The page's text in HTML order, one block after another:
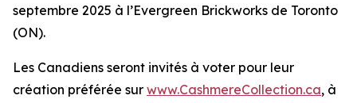
septembre 2025 à l’Evergreen Brickworks de Toronto
(ON).
Les Canadiens seront invités à voter pour leur
création préférée sur www.CashmereCollection.ca, à